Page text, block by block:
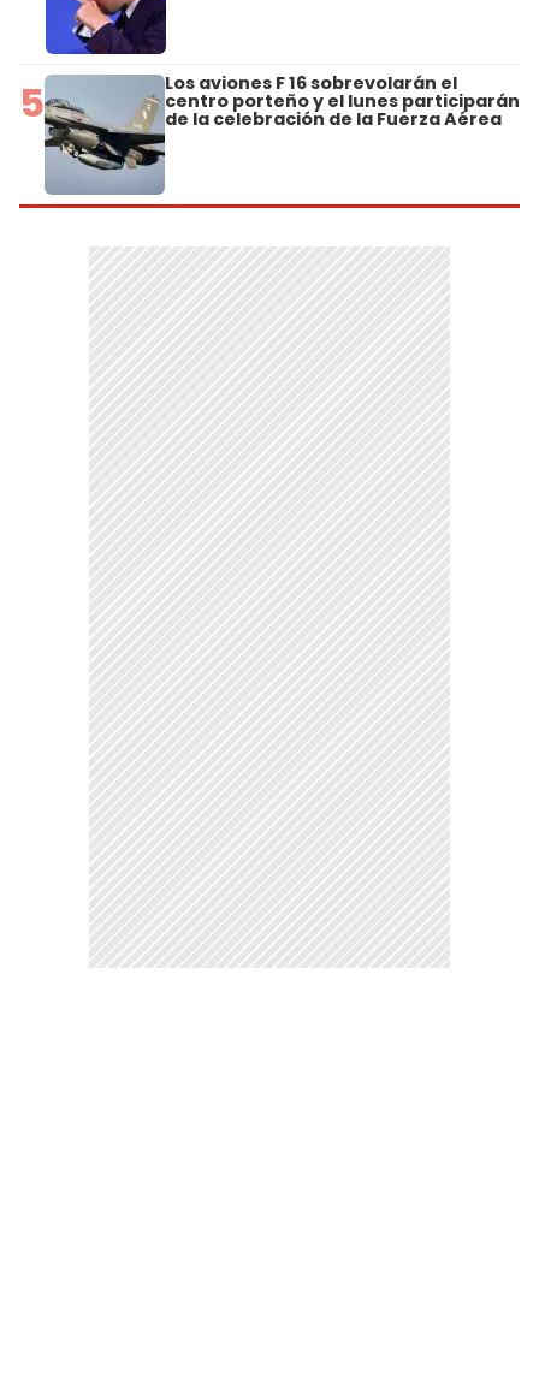
5 Los aviones F 16 sobrevolarán el
centro porteño y el lunes participarán
de la celebración de la Fuerza Aérea